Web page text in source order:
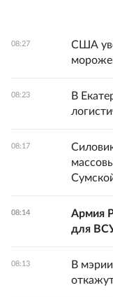
08:27
США
08:23
В
08:17
08:14
Армия
для
08:13
В